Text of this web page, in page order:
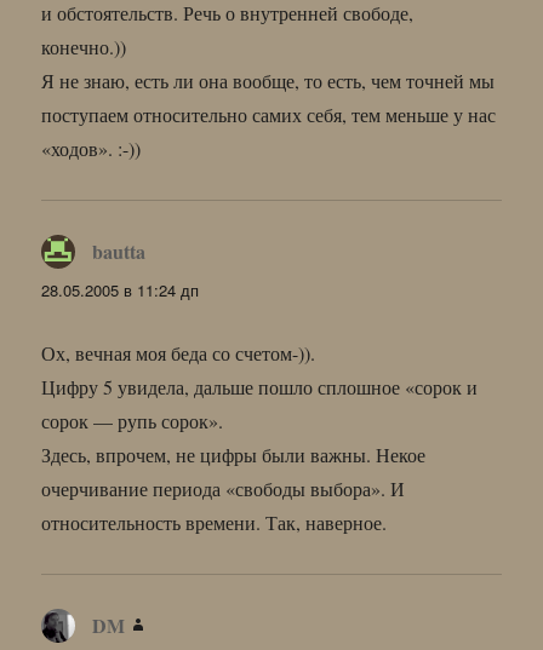
и обстоятельств. Речь о внутренней свободе,
конечно.))
Я не знаю, есть ли она вообще, то есть, чем точней мы
поступаем относительно самих себя, тем меньше у нас
«ходов». :-))
bautta
28.05.2005 в 11:24 дп
Ох, вечная моя беда со счетом-)).
Цифру 5 увидела, дальше пошло сплошное «сорок и
сорок — рупь сорок».
Здесь, впрочем, не цифры были важны. Некое
очерчивание периода «свободы выбора». И
относительность времени. Так, наверное.
DM